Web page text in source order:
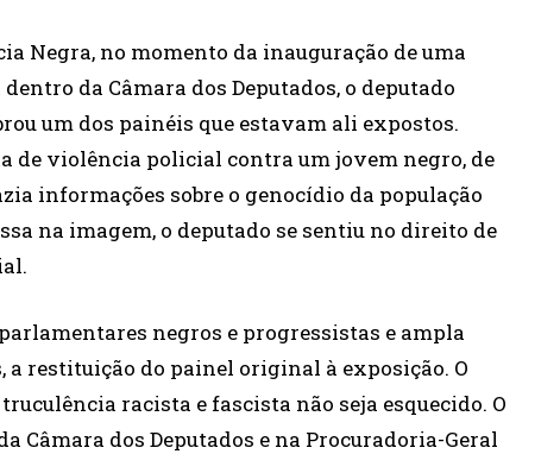
Negra, no momento da inauguração de uma
da Câmara dos Deputados, o deputado
um dos painéis que estavam ali expostos.
de violência policial contra um jovem negro, de
informações sobre o genocídio da população
na imagem, o deputado se sentiu no direito de
negros e progressistas e ampla
restituição do painel original à exposição. O
racista e fascista não seja esquecido. O
Câmara dos Deputados e na Procuradoria-Geral